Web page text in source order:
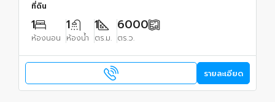
ที่ดิน
1
ห้องนอน
1
ห้องน้ำ
1
ตร.ม.
6000
ตร.ว.
รายละเอียด